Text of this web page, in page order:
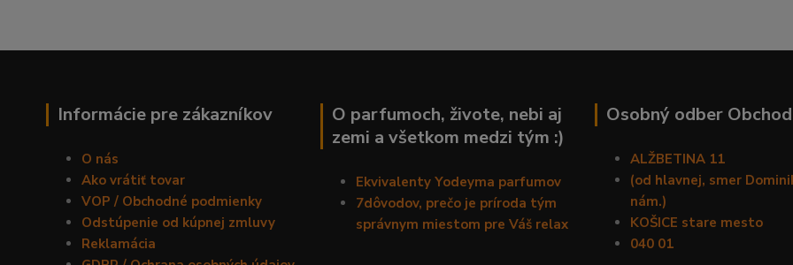
Informácie pre zákazníkov
O nás
Ako vrátiť tovar
VOP / Obchodné podmienky
Odstúpenie od kúpnej zmluvy
Reklamácia
O parfumoch, živote, nebi aj
zemi a všetkom medzi tým :)
Ekvivalenty Yodeyma parfumov
7dôvodov, prečo je príroda tým
správnym miestom pre Váš relax
Osobný odber Obchod
ALŽBETINA 11
(od hlavnej, smer
nám.)
KOŠICE stare mesto
040 01